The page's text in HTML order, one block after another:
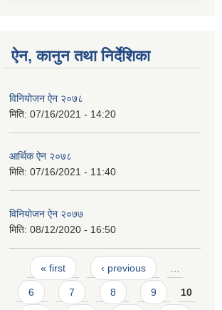
ऐन, कानुन तथा निर्देशिका
विनियोजन ऐन २०७८
मिति: 07/16/2021 - 14:20
आर्थिक ऐन २०७८
मिति: 07/16/2021 - 11:40
विनियाेजन ऐन २०७७
मिति: 08/12/2020 - 16:50
Pages
« first ‹ previous …
6 7 8 9 10